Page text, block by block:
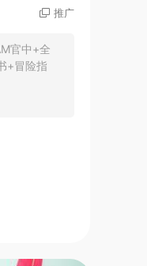
推广
官中+全
+冒险指